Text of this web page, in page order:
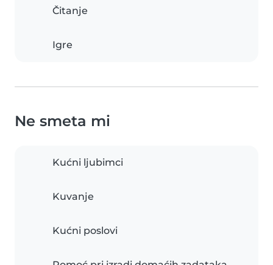
Čitanje
Igre
Ne smeta mi
Kućni ljubimci
Kuvanje
Kućni poslovi